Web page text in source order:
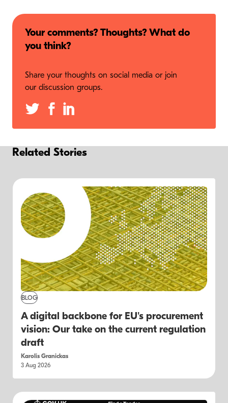
Your comments? Thoughts? What do
you think?
Share your thoughts on social media or join
our discussion groups.
Related Stories
BLOG
A digital backbone for EU's procurement
vision: Our take on the current regulation
draft
Karolis Granickas
3 Aug 2026